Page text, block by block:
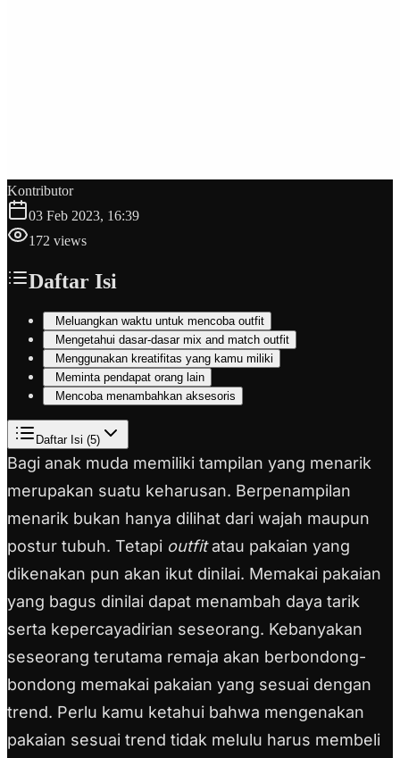
Kontributor
03 Feb 2023, 16:39
172 views
Daftar Isi
Meluangkan waktu untuk mencoba outfit
Mengetahui dasar-dasar mix and match outfit
Menggunakan kreatifitas yang kamu miliki
Meminta pendapat orang lain
Mencoba menambahkan aksesoris
Daftar Isi (5)
Bagi anak muda memiliki tampilan yang menarik
merupakan suatu keharusan. Berpenampilan
menarik bukan hanya dilihat dari wajah maupun
postur tubuh. Tetapi outfitatau pakaian yang
dikenakan pun akan ikut dinilai. Memakai pakaian
yang bagus dinilai dapat menambah daya tarik
serta kepercayadirian seseorang. Kebanyakan
seseorang terutama remaja akan berbondong-
bondong memakai pakaian yang sesuai dengan
trend. Perlu kamu ketahui bahwa mengenakan
pakaian sesuai trend tidak melulu harus membeli